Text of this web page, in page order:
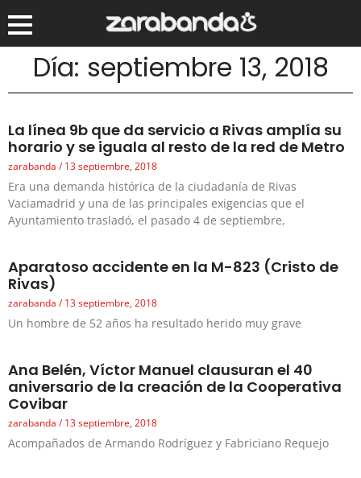
Día: septiembre 13, 2018
La línea 9b que da servicio a Rivas amplía su
horario y se iguala al resto de la red de Metro
zarabanda 13 septiembre, 2018
Era una demanda histórica de la ciudadanía de Rivas
Vaciamadrid y una de las principales exigencias que el
Ayuntamiento trasladó, el pasado 4 de septiembre,
Aparatoso accidente en la M-823 (Cristo de
Rivas)
zarabanda 13 septiembre, 2018
Un hombre de 52 años ha resultado herido muy grave
Ana Belén, Víctor Manuel clausuran el 40
aniversario de la creación de la Cooperativa
Covibar
zarabanda 13 septiembre, 2018
Acompañados de Armando Rodríguez y Fabriciano Requejo